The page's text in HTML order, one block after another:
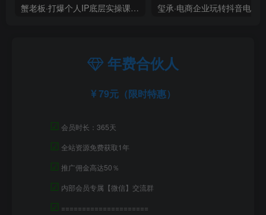
蟹老板·打爆个人IP底层实操课，教你成熟专业的打造IP技能，全方位带你做成一个能商业化IP
年费合伙人
79元（限时特惠）
☑ 会员时长：365天
☑ 全站资源免费获取1年
☑ 推广佣金高达50％
☑ 内部会员专属【微信】交流群
☑ =====================